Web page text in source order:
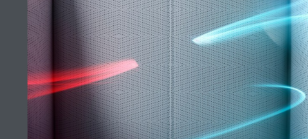
НЕПОВТОРИМЫЙ VELAR
(9)
ПОЛИТИКА КОНФИДЕНЦИАЛЬНОСТИ
ПОЛИТИКА ИСПОЛЬЗОВАНИЯ ФАЙЛОВ COOKIE
Товарищество с ограниченной ответственностью “British Motors
Kazakhstan”, БИН 210940036819, Казахстан, город Алматы,